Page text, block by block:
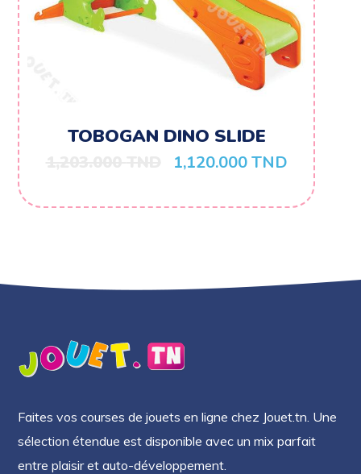
TOBOGAN DINO SLIDE
1,120.000TND
Faites vos courses de jouets en ligne chez Jouet.tn. Une
sélection étendue est disponible avec un mix parfait
entre plaisir et auto-développement.